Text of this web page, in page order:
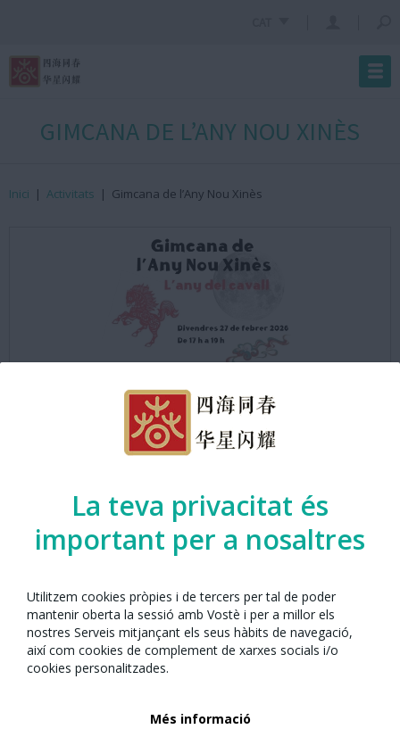
La teva privacitat és
important per a nosaltres
Utilitzem cookies pròpies i de tercers per tal de poder
mantenir oberta la sessió amb Vostè i per a millor els
nostres Serveis mitjançant els seus hàbits de navegació,
així com cookies de complement de xarxes socials i/o
cookies personalitzades.
Més informació
GIMCANA DE L’ANY NOU XINÈS
Inici | Activitats | Gimcana de l’Any Nou Xinès
· On?Plaça del Rellotge, Carrer Wagner 19 y 16, Carrer del
Rellotge 21, Rambla Sant Sebastià 98
· Quan? 27 de febrer de 2026